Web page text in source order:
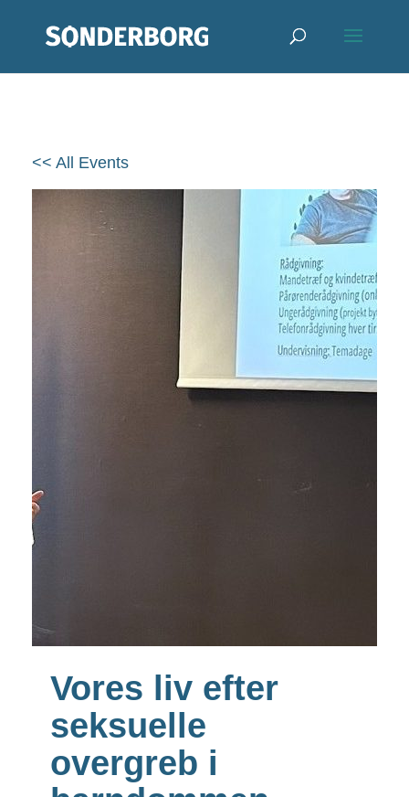
<< All Events
Vores liv efter
seksuelle
overgreb i